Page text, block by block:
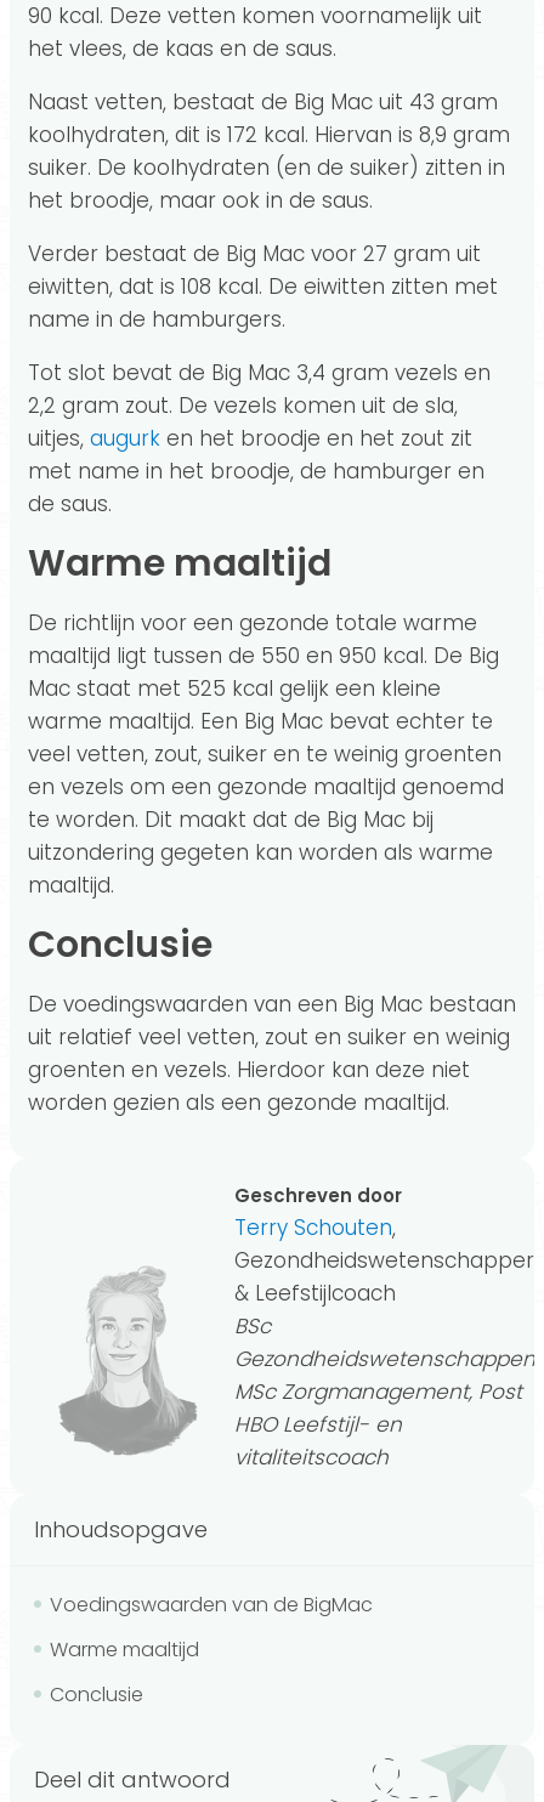
90 kcal. Deze vetten komen voornamelijk uit
het vlees, de kaas en de saus.
Naast vetten, bestaat de Big Mac uit 43 gram
koolhydraten, dit is 172 kcal. Hiervan is 8,9 gram
suiker. De koolhydraten (en de suiker) zitten in
het broodje, maar ook in de saus.
Verder bestaat de Big Mac voor 27 gram uit
eiwitten, dat is 108 kcal. De eiwitten zitten met
name in de hamburgers.
Tot slot bevat de Big Mac 3,4 gram vezels en
2,2 gram zout. De vezels komen uit de sla,
uitjes, augurk en het broodje en het zout zit
met name in het broodje, de hamburger en
de saus.
Warme maaltijd
De richtlijn voor een gezonde totale warme
maaltijd ligt tussen de 550 en 950 kcal. De Big
Mac staat met 525 kcal gelijk een kleine
warme maaltijd. Een Big Mac bevat echter te
veel vetten, zout, suiker en te weinig groenten
en vezels om een gezonde maaltijd genoemd
te worden. Dit maakt dat de Big Mac bij
uitzondering gegeten kan worden als warme
maaltijd.
Conclusie
De voedingswaarden van een Big Mac bestaan
uit relatief veel vetten, zout en suiker en weinig
groenten en vezels. Hierdoor kan deze niet
worden gezien als een gezonde maaltijd.
Geschreven door
Terry Schouten,
Gezondheidswetenschapper
& Leefstijlcoach
BSc
Gezondheidswetenschappen,
MSc Zorgmanagement, Post
HBO Leefstijl- en
vitaliteitscoach
Inhoudsopgave
Voedingswaarden van de BigMac
Warme maaltijd
Conclusie
Deel dit antwoord